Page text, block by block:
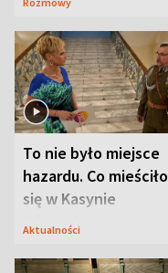
To nie było miejsce
hazardu. Co mieściło
się w Kasynie
Oficerskim?
Aktualności